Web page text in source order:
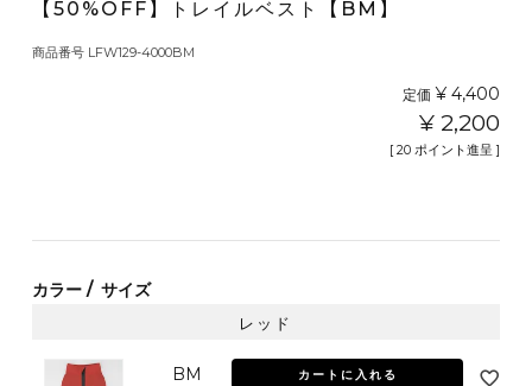
【50%OFF】トレイルベスト【BM】
商品番号 LFW129-4000BM
定価 ¥ 4,400
¥ 2,200
[ 20 ポイント進呈 ]
カラー サイズ
レッド
BM カートに入れる